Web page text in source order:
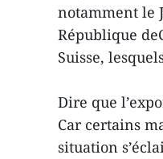
notamment le
République
Suisse,
Dire que
Car certains
situation